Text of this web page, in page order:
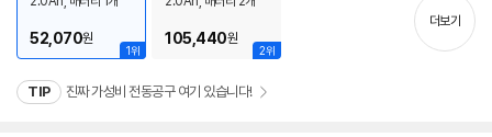
기
1위
52,070원
2위
105,440원
더보기
TIP 진짜 가성비 전동공구 여기 있습니다!